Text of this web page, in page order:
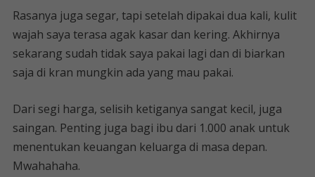
Rasanya juga segar, tapi setelah dipakai dua kali, kulit
wajah saya terasa agak kasar dan kering. Akhirnya
sekarang sudah tidak saya pakai lagi dan di biarkan
saja di kran mungkin ada yang mau pakai.
Dari segi harga, selisih ketiganya sangat kecil, juga
saingan. Penting juga bagi ibu dari 1.000 anak untuk
menentukan keuangan keluarga di masa depan.
Mwahahaha.